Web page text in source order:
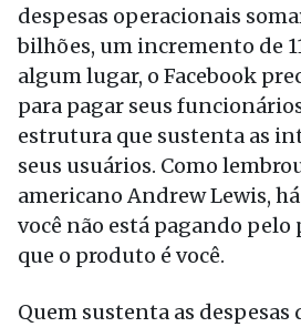
despesas operacionais
bilhões, um incremento de
algum lugar, o Facebook
para pagar seus
estrutura que sustenta as
seus usuários. Como
americano Andrew Lewis,
você não está pagando pelo
que o produto é você.
Quem sustenta as despesas